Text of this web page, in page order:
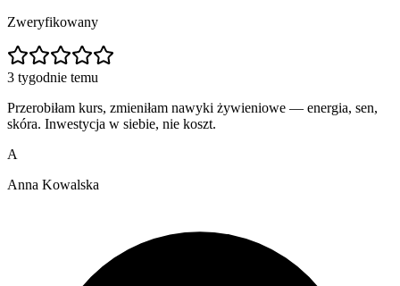
Zweryfikowany
3 tygodnie temu
Przerobiłam kurs, zmieniłam nawyki żywieniowe — energia, sen,
skóra. Inwestycja w siebie, nie koszt.
A
Anna Kowalska